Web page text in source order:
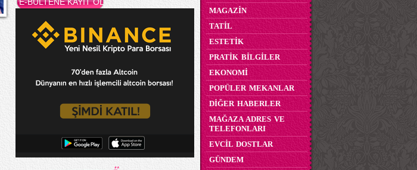
MAGAZİN
TATİL
ESTETİK
PRATİK BİLGİLER
EKONOMİ
POPÜLER MEKANLAR
DİĞER HABERLER
MAĞAZA ADRES VE
TELEFONLARI
EVCİL DOSTLAR
GÜNDEM